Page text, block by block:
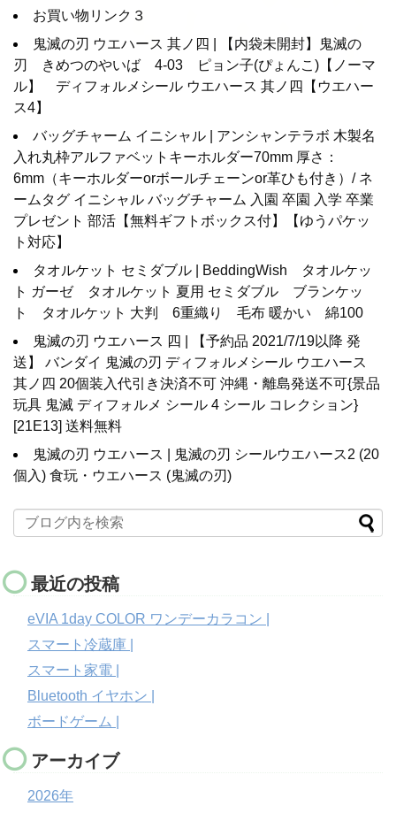
お買い物リンク３
鬼滅の刃 ウエハース 其ノ四 | 【内袋未開封】鬼滅の
刃 きめつのやいば 4-03 ピョン子(ぴょんこ)【ノーマ
ル】 ディフォルメシール ウエハース 其ノ四【ウエハー
ス4】
バッグチャーム イニシャル | アンシャンテラボ 木製名
入れ丸枠アルファベットキーホルダー70mm 厚さ：
6mm（キーホルダーorボールチェーンor革ひも付き）/ ネ
ームタグ イニシャル バッグチャーム 入園 卒園 入学 卒業
プレゼント 部活【無料ギフトボックス付】【ゆうパケッ
ト対応】
タオルケット セミダブル | BeddingWish タオルケッ
ト ガーゼ タオルケット 夏用 セミダブル ブランケッ
ト タオルケット 大判 6重織り 毛布 暖かい 綿100
鬼滅の刃 ウエハース 四 | 【予約品 2021/7/19以降 発
送】 バンダイ 鬼滅の刃 ディフォルメシール ウエハース
其ノ四 20個装入代引き決済不可 沖縄・離島発送不可{景品
玩具 鬼滅 ディフォルメ シール 4 シール コレクション}
[21E13] 送料無料
鬼滅の刃 ウエハース | 鬼滅の刃 シールウエハース2 (20
個入) 食玩・ウエハース (鬼滅の刃)
最近の投稿
eVIA 1day COLOR ワンデーカラコン |
スマート冷蔵庫 |
スマート家電 |
Bluetooth イヤホン |
ボードゲーム |
アーカイブ
2026年